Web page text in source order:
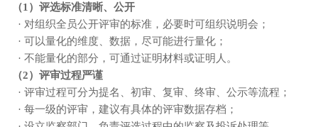
（1）评选标准清晰、公开
· 对组织全员公开评审的标准，必要时可组织说明会；
· 可以量化的维度、数据，尽可能进行量化；
· 不能量化的部分，可通过证明材料或证明人。
（2）评审过程严谨
· 评审过程可分为提名、初审、复审、终审、公示等流程；
· 每一级的评审，建议有具体的评审数据存档；